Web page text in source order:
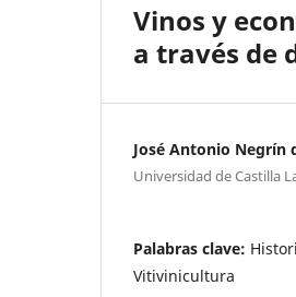
Vinos y
a través de
José Antonio Negrín
Universidad de Castilla
Palabras clave:
Vitivinicultura